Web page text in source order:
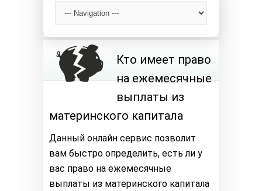
Кто имеет право
на ежемесячные
выплаты из
материнского капитала
Данный онлайн сервис позволит
вам быстро определить, есть ли у
вас право на ежемесячные
выплаты из материнского капитала